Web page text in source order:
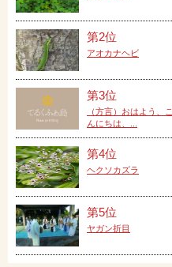
第2位
アオカナヘビ
第3位
（方言）おはよう、こ
んにちは、...
第4位
ヘクソカズラ
第5位
ヤガン折目